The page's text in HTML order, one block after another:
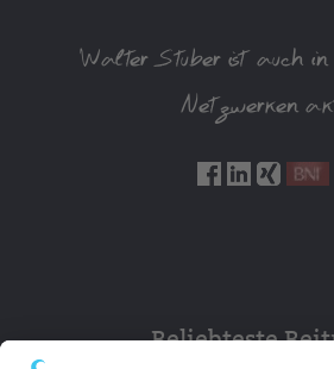
Walter Stuber ist auch in
Netzwerken
Beliebteste